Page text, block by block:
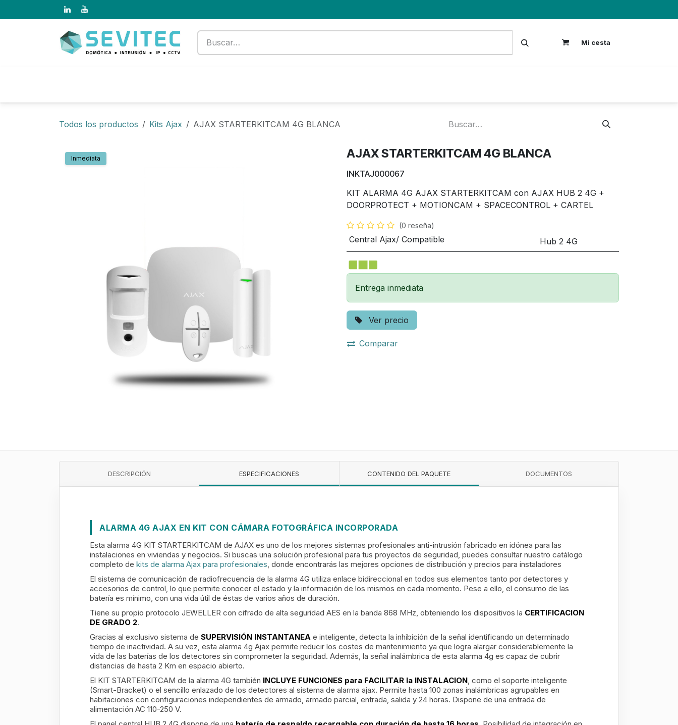
Mi cesta
Todos los productos Kits Ajax AJAX STARTERKITCAM 4G BLANCA
Inmediata AJAX STARTERKITCAM 4G BLANCA
INKTAJ000067
KIT ALARMA 4G AJAX STARTERKITCAM con AJAX HUB 2 4G +
DOORPROTECT + MOTIONCAM + SPACECONTROL + CARTEL
(0 reseña)
Central Ajax/ Compatible Hub 2 4G
Entrega inmediata
Ver precio
Comparar
DESCRIPCIÓN ESPECIFICACIONES CONTENIDO DEL PAQUETE DOCUMENTOS
ALARMA 4G AJAX EN KIT CON CÁMARA FOTOGRÁFICA INCORPORADA
Esta alarma 4G KIT STARTERKITCAM de AJAX es uno de los mejores sistemas profesionales anti-intrusión fabricado en idónea para las
instalaciones en viviendas y negocios. Si buscas una solución profesional para tus proyectos de seguridad, puedes consultar nuestro catálogo
completo de kits de alarma Ajax para profesionales , donde encontrarás las mejores opciones de distribución y precios para instaladores
El sistema de comunicación de radiofrecuencia de la alarma 4G utiliza enlace bidireccional en todos sus elementos tanto por detectores y
accesorios de control, lo que permite conocer el estado y la información de los mismos en cada momento. Pese a ello, el consumo de las
batería es mínimo, con una vida útil de éstas de varios años de duración.
Tiene su propio protocolo JEWELLER con cifrado de alta seguridad AES en la banda 868 MHz, obteniendo los dispositivos la CERTIFICACION
DE GRADO 2.
Gracias al exclusivo sistema de SUPERVISIÓN INSTANTANEA e inteligente, detecta la inhibición de la señal identificando un determinado
tiempo de inactividad. A su vez, esta alarma 4g Ajax permite reducir los costes de mantenimiento ya que logra alargar considerablemente la
vida de las baterías de los detectores sin comprometer la seguridad. Además, la señal inalámbrica de esta alarma 4g es capaz de cubrir
distancias de hasta 2 Km en espacio abierto.
El KIT STARTERKITCAM de la alarma 4G también INCLUYE FUNCIONES para FACILITAR la INSTALACION , como el soporte inteligente
(Smart-Bracket) o el sencillo enlazado de los detectores al sistema de alarma ajax. Permite hasta 100 zonas inalámbricas agrupables en
habitaciones con configuraciones independientes de armado, armado parcial, entrada, salida y 24 horas. Dispone de una entrada de
alimentación AC 110-250 V.